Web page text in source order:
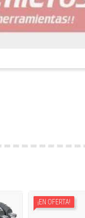
¡EN OFERTA!